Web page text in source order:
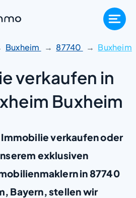
Buxheim 87740 Buxheim
verkaufen in
Buxheim
verkaufen oder
exklusiven
in 87740
Bayern, stellen wir